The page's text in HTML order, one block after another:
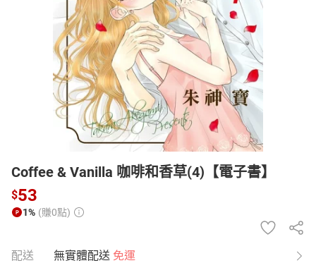
日本購物 電子/紙本書
HOT
Coffee & Vanilla 咖啡和香草(4)【電子書】
$53
1% (賺0點)
配送 無實體配送 免運